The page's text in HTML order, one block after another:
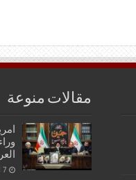
مقالات منوعة
7 أكتوبر,2017